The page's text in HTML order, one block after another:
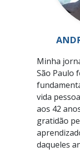
Minha
São Paulo
vida
aos 42
gratidão
daqueles